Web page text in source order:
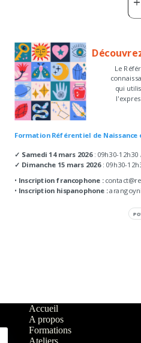
Accueil
A propos
Formations
Ateliers
Le
qui
Formation Référentiel de Naissance
✓ Samedi 14 mars 2026: 09h30-
✓ Dimanche 15 mars 2026: 09h30-
• Inscription francophone :
• Inscription hispanophone :